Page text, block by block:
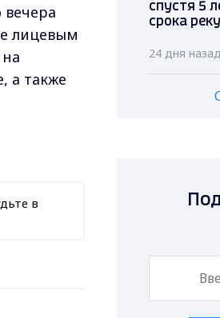
лицевым
а также
в
спустя 5
срока
24 дня назад